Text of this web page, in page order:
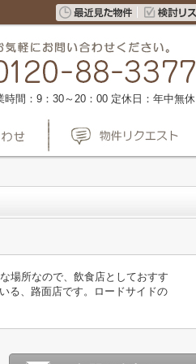
時間：9：30～20：00 定休日：年中無休
場所なので、飲食店としておすす
る、路面店です。ロードサイドの